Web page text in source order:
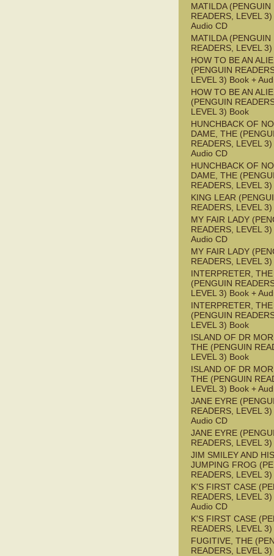
MATILDA (PENGUIN
READERS, LEVEL
Audio CD
MATILDA (PENGUIN
READERS, LEVEL
HOW TO BE AN
(PENGUIN
LEVEL 3) Book +
HOW TO BE AN
(PENGUIN
LEVEL 3) Book
HUNCHBACK OF
DAME, THE
READERS, LEVEL
Audio CD
HUNCHBACK OF
DAME, THE
READERS, LEVEL
KING LEAR
READERS, LEVEL
MY FAIR LADY
READERS, LEVEL
Audio CD
MY FAIR LADY
READERS, LEVEL
INTERPRETER, THE
(PENGUIN
LEVEL 3) Book +
INTERPRETER, THE
(PENGUIN
LEVEL 3) Book
ISLAND OF DR
THE (PENGUIN
LEVEL 3) Book
ISLAND OF DR
THE (PENGUIN
LEVEL 3) Book +
JANE EYRE
READERS, LEVEL
Audio CD
JANE EYRE
READERS, LEVEL
JIM SMILEY AND HIS
JUMPING FROG
READERS, LEVEL
K'S FIRST CASE
READERS, LEVEL
Audio CD
K'S FIRST CASE
READERS, LEVEL
FUGITIVE, THE
READERS, LEVEL